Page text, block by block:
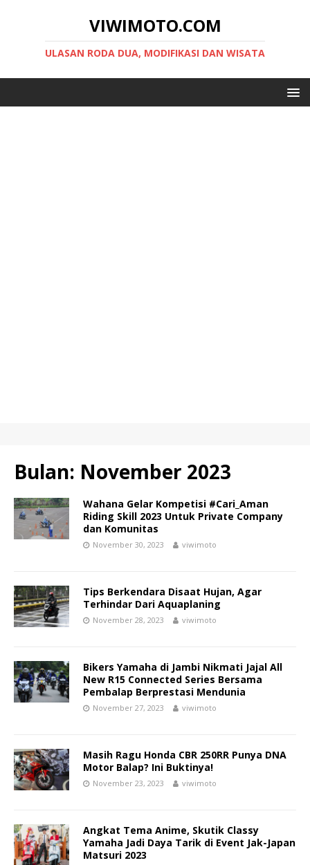
VIWIMOTO.COM
ULASAN RODA DUA, MODIFIKASI DAN WISATA
Bulan: November 2023
Wahana Gelar Kompetisi #Cari_Aman
Riding Skill 2023 Untuk Private Company
dan Komunitas
November 30, 2023 viwimoto
Tips Berkendara Disaat Hujan, Agar
Terhindar Dari Aquaplaning
November 28, 2023 viwimoto
Bikers Yamaha di Jambi Nikmati Jajal All
New R15 Connected Series Bersama
Pembalap Berprestasi Mendunia
November 27, 2023 viwimoto
Masih Ragu Honda CBR 250RR Punya DNA
Motor Balap? Ini Buktinya!
November 23, 2023 viwimoto
Angkat Tema Anime, Skutik Classy
Yamaha Jadi Daya Tarik di Event Jak-Japan
Matsuri 2023